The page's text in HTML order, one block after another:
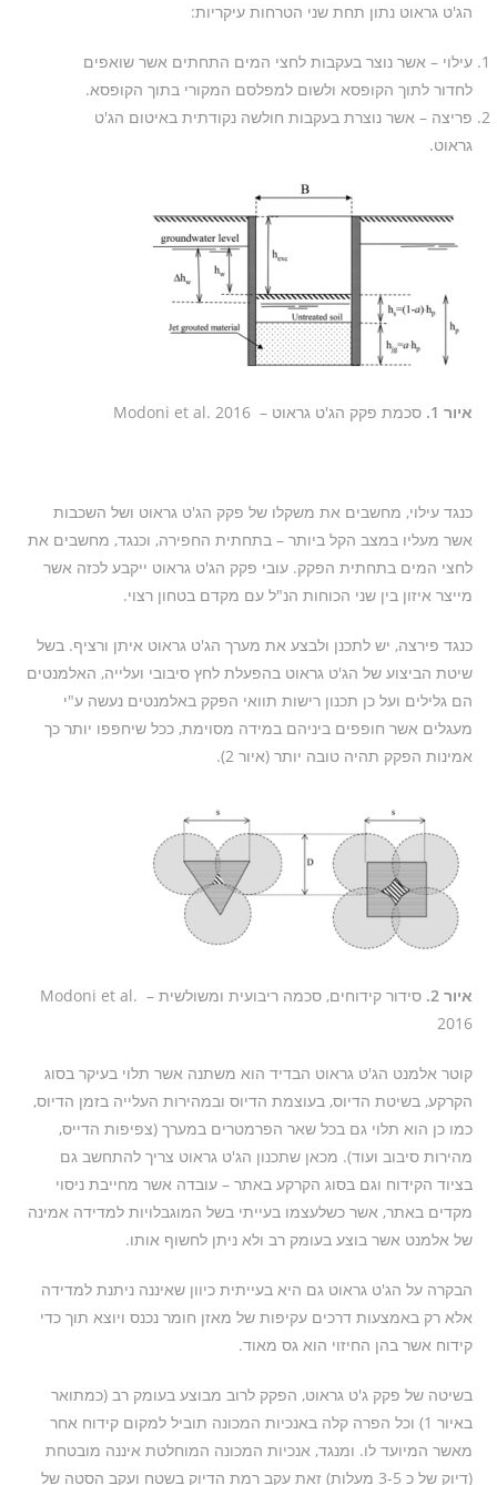
הג'ט גראוט נתון תחת שני הטרחות עיקריות:
עילוי – אשר נוצר בעקבות לחצי המים התחתים אשר שואפים
לחדור לתוך הקופסא ולשום למפלסם המקורי בתוך הקופסא.
פריצה – אשר נוצרת בעקבות חולשה נקודתית באיטום הג'ט
גראוט.
איור 1. סכמת פקק הג'ט גראוט – Modoni et al. 2016
כנגד עילוי, מחשבים את משקלו של פקק הג'ט גראוט ושל השכבות
אשר מעליו במצב הקל ביותר – בתחתית החפירה, וכנגד, מחשבים את
לחצי המים בתחתית הפקק. עובי פקק הג'ט גראוט ייקבע לכזה אשר
מייצר איזון בין שני הכוחות הנ"ל עם מקדם בטחון רצוי.
כנגד פירצה, יש לתכנן ולבצע את מערך הג'ט גראוט איתן ורציף. בשל
שיטת הביצוע של הג'ט גראוט בהפעלת לחץ סיבובי ועלייה, האלמנטים
הם גלילים ועל כן תכנון רישות תוואי הפקק באלמנטים נעשה ע"י
מעגלים אשר חופפים ביניהם במידה מסוימת, ככל שיחפפו יותר כך
אמינות הפקק תהיה טובה יותר (איור 2).
איור 2.
סידור קידוחים, סכמה ריבועית ומשולשית – Modoni et al.
2016
קוטר אלמנט הג'ט גראוט הבדיד הוא משתנה אשר תלוי בעיקר בסוג
הקרקע, בשיטת הדיוס, בעוצמת הדיוס ובמהירות העלייה בזמן הדיוס,
כמו כן הוא תלוי גם בכל שאר הפרמטרים במערך (צפיפות הדייס,
מהירות סיבוב ועוד). מכאן שתכנון הג'ט גראוט צריך להתחשב גם
בציוד הקידוח וגם בסוג הקרקע באתר – עובדה אשר מחייבת ניסוי
מקדים באתר, אשר כשלעצמו בעייתי בשל המוגבלויות למדידה אמינה
של אלמנט אשר בוצע בעומק רב ולא ניתן לחשוף אותו.
הבקרה על הג'ט גראוט גם היא בעייתית כיוון שאיננה ניתנת למדידה
אלא רק באמצעות דרכים עקיפות של מאזן חומר נכנס ויוצא תוך כדי
קידוח אשר בהן החיזוי הוא גס מאוד.
בשיטה של פקק ג'ט גראוט, הפקק לרוב מבוצע בעומק רב (כמתואר
באיור 1) וכל הפרה קלה באנכיות המכונה תוביל למקום קידוח אחר
מאשר המיועד לו. ומנגד, אנכיות המכונה המוחלטת איננה מובטחת
(דיוק של כ 3-5 מעלות) זאת עקב רמת הדיוק בשטח ועקב הסטה של